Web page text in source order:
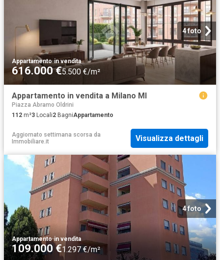
4 foto
Appartamento·in vendita
616.000 €5.500 €/m²
Appartamento in vendita a Milano MI
Piazza Abramo Oldrini
112 m²3 Locali2 BagniAppartamento
Aggiornato settimana scorsa da
Immobiliare.it
Visualizza dettagli
4 foto
Appartamento·in vendita
109.000 €1.297 €/m²